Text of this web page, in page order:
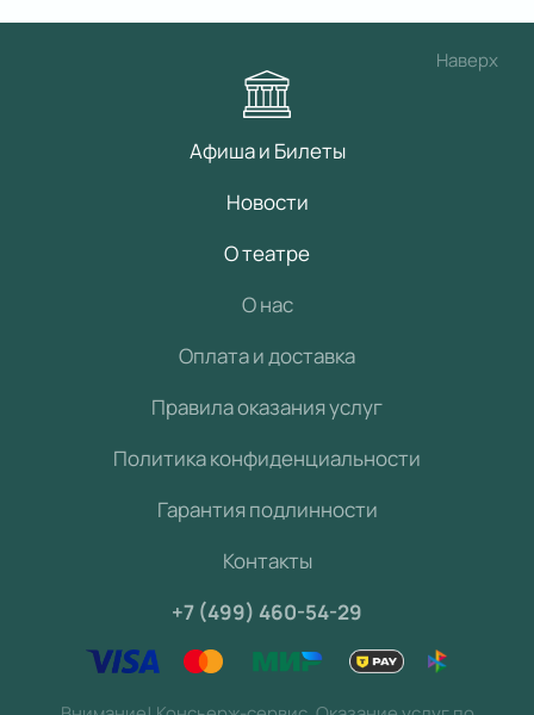
Наверх
Афиша и Билеты
Новости
О театре
О нас
Оплата и доставка
Правила оказания услуг
Политика конфиденциальности
Гарантия подлинности
Контакты
+7 (499) 460-54-29